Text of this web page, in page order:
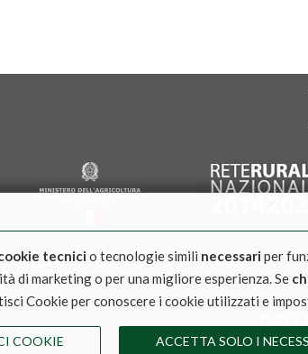
realizzata con il contributo FEASR (Fondo
REGISTRAZIONE
tecnicio tecnologie simili necessariper
di marketing o per una migliore esperienza. Se
Cookie per conoscere i cookie utilizzati e
COOKIE ACCETTA SOLO I